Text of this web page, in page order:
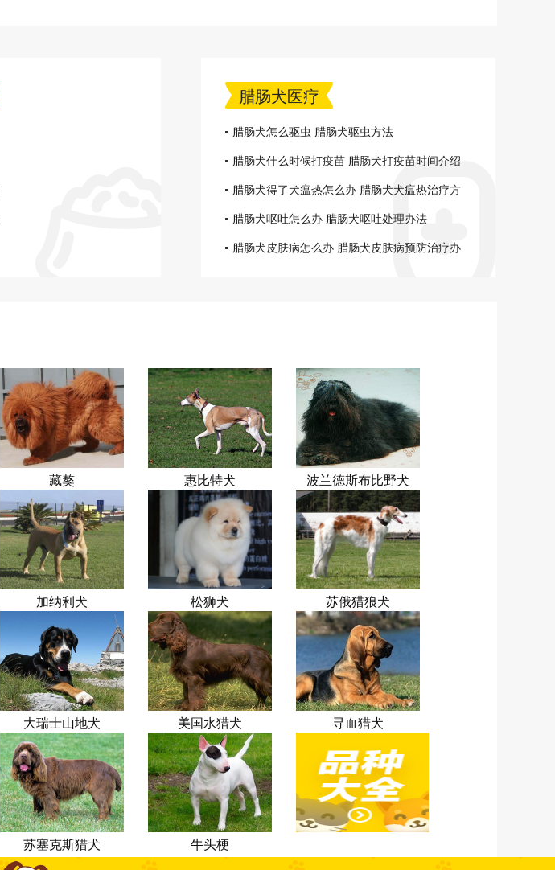
腊肠犬医疗
腊肠犬怎么驱虫 腊肠犬驱虫方法
腊肠犬什么时候打疫苗 腊肠犬打疫苗时间介绍
腊肠犬得了犬瘟热怎么办 腊肠犬犬瘟热治疗方
法腊肠犬呕吐怎么办 腊肠犬呕吐处理办法
腊肠犬皮肤病怎么办 腊肠犬皮肤病预防治疗办
藏獒 惠比特犬 波兰德斯布比野犬
加纳利犬 松狮犬 苏俄猎狼犬
大瑞士山地犬 美国水猎犬 寻血猎犬
苏塞克斯猎犬 牛头梗